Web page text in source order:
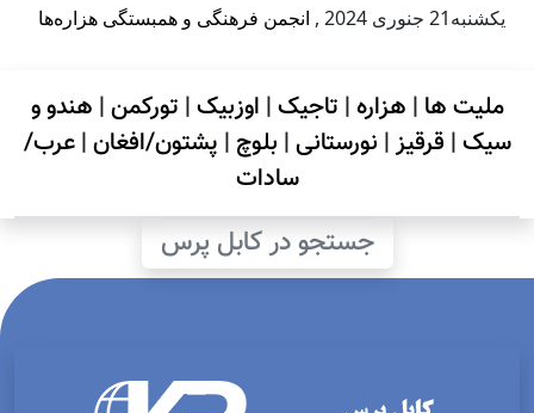
يكشنبه21 جنوری 2024 , انجمن فرهنگی و همبستگی هزاره‌ها
ملیت ها | هزاره| تاجیک| اوزبیک| تورکمن| هندو و
سیک| قرقیز| نورستانی| بلوچ | پشتون/افغان|عرب/
سادات
جستجو در کابل پرس